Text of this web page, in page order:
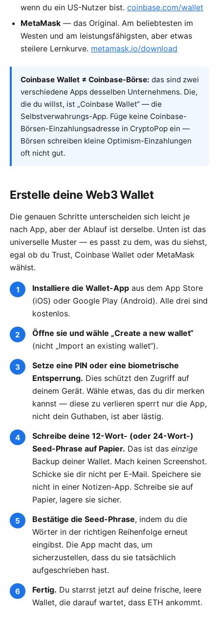
wenn du ein US-Nutzer bist. coinbase.com/wallet
MetaMask — das Original. Am beliebtesten im
Westen und am leistungsfähigsten, aber etwas
steilere Lernkurve. metamask.io/download
Coinbase Wallet ≠ Coinbase-Börse: das sind zwei
verschiedene Apps desselben Unternehmens. Die,
die du willst, ist „Coinbase Wallet“ — die
Selbstverwahrungs-App. Füge keine Coinbase-
Börsen-Einzahlungsadresse in CryptoPop ein —
Börsen schreiben kleine Optimism-Einzahlungen
oft nicht gut.
Erstelle deine Web3 Wallet
Die genauen Schritte unterscheiden sich leicht je
nach App, aber der Ablauf ist derselbe. Unten ist das
universelle Muster — es passt zu dem, was du siehst,
egal ob du Trust, Coinbase Wallet oder MetaMask
wählst.
Installiere die Wallet-App aus dem App Store
(iOS) oder Google Play (Android). Alle drei sind
kostenlos.
Öffne sie und wähle „Create a new wallet“
(nicht „Import an existing wallet“).
Setze eine PIN oder eine biometrische
Entsperrung. Dies schützt den Zugriff auf
deinem Gerät. Wähle etwas, das du dir merken
kannst — diese zu verlieren sperrt nur die App,
nicht dein Guthaben, ist aber lästig.
Schreibe deine 12-Wort- (oder 24-Wort-)
Seed-Phrase auf Papier. Das ist das einzige
Backup deiner Wallet. Mach keinen Screenshot.
Schicke sie dir nicht per E-Mail. Speichere sie
nicht in einer Notizen-App. Schreibe sie auf
Papier, lagere sie sicher.
Bestätige die Seed-Phrase, indem du die
Wörter in der richtigen Reihenfolge erneut
eingibst. Die App macht das, um
sicherzustellen, dass du sie tatsächlich
aufgeschrieben hast.
Fertig. Du starrst jetzt auf deine frische, leere
Wallet, die darauf wartet, dass ETH ankommt.